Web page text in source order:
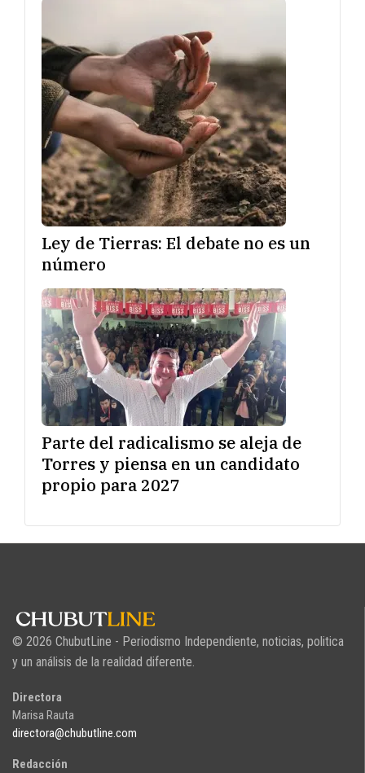
Ley de Tierras: El debate no es un
número
Parte del radicalismo se aleja de
Torres y piensa en un candidato
propio para 2027
© 2026 ChubutLine - Periodismo Independiente, noticias, politica
y un análisis de la realidad diferente.
Directora
Marisa Rauta
directora@chubutline.com
Redacción